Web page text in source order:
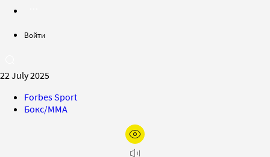
Войти
22 July 2025
Forbes Sport
Бокс/MMA